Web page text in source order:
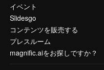
イベント
Slidesgo
コンテンツを販売する
プレスルーム
magnific.aiをお探しですか？